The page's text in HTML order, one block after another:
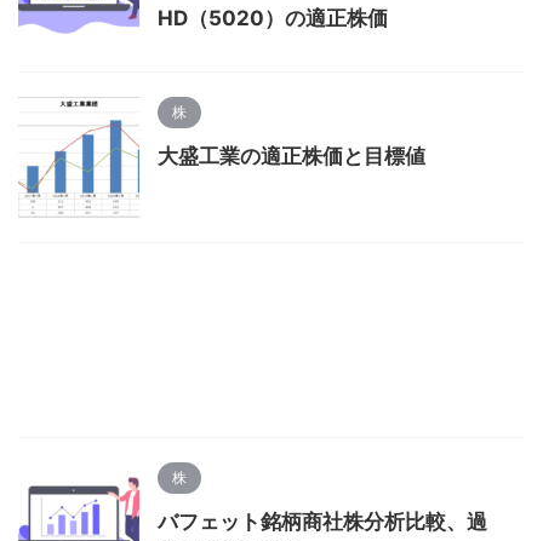
HD（5020）の適正株価
株
大盛工業の適正株価と目標値
株
バフェット銘柄商社株分析比較、過